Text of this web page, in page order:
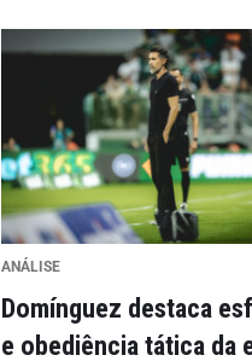
ANÁLISE
Domínguez destaca
e obediência tática da